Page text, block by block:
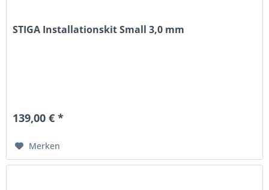
STIGA Installationskit Small 3,0 mm
139,00 € *
Merken